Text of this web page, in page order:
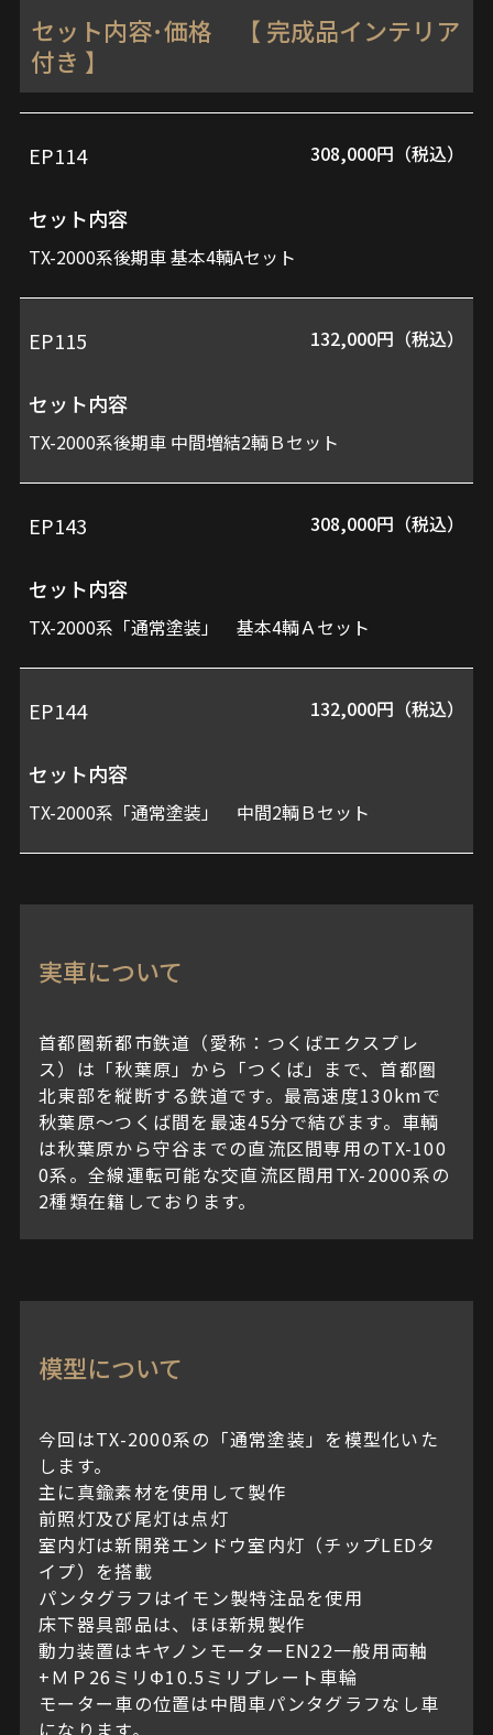
セット内容･価格 【 完成品インテリア
付き 】
品セ
価
格
EP114 308,000円（税込）
セット内容
TX-2000系後期車 基本4輌Aセット
EP115 132,000円（税込）
セット内容
TX-2000系後期車 中間増結2輌Ｂセット
EP143 308,000円（税込）
セット内容
TX-2000系「通常塗装」 基本4輌Ａセット
EP144 132,000円（税込）
セット内容
TX-2000系「通常塗装」 中間2輌Ｂセット
実車について
首都圏新都市鉄道（愛称：つくばエクスプレ
ス）は「秋葉原」から「つくば」まで、首都圏
北東部を縦断する鉄道です。最高速度130kmで
秋葉原～つくば間を最速45分で結びます。車輌
は秋葉原から守谷までの直流区間専用のTX-100
0系。全線運転可能な交直流区間用TX-2000系の
2種類在籍しております。
模型について
今回はTX-2000系の「通常塗装」を模型化いた
します。
主に真鍮素材を使用して製作
前照灯及び尾灯は点灯
室内灯は新開発エンドウ室内灯（チップLEDタ
イプ）を搭載
パンタグラフはイモン製特注品を使用
床下器具部品は、ほほ新規製作
動力装置はキヤノンモーターEN22一般用両軸
+ＭＰ26ミリΦ10.5ミリプレート車輪
モーター車の位置は中間車パンタグラフなし車
になります。